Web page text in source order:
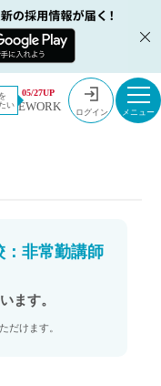
い
05/27UP
EWORK ログイン
度》[東京都]
：非常勤講師
ます。
だけます。